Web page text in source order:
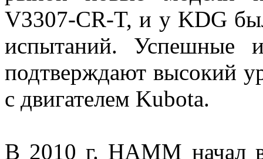
V3307-CR-T, и у KDG
испытаний. Успешные
подтверждают высокий
с двигателем Kubota.
В 2010 г. HAMM начал